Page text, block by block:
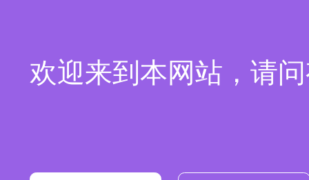
欢迎来到本网站，请